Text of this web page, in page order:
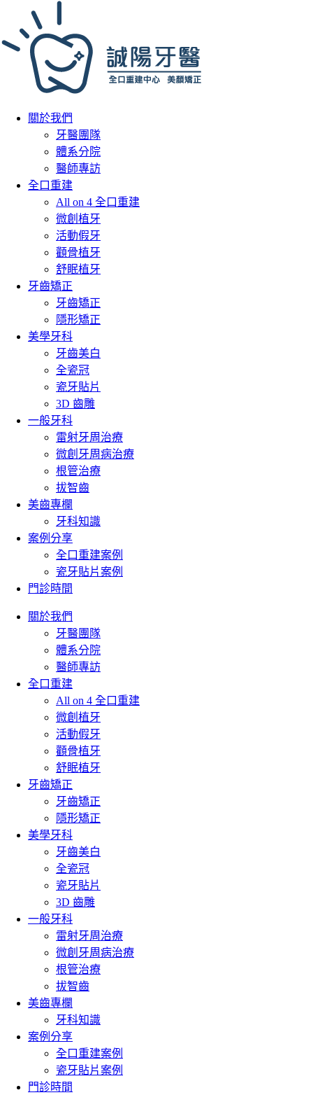
關於我們
牙醫團隊
體系分院
醫師專訪
全口重建
All on 4 全口重建
微創植牙
活動假牙
顴骨植牙
舒眠植牙
牙齒矯正
牙齒矯正
隱形矯正
美學牙科
牙齒美白
全瓷冠
瓷牙貼片
3D 齒雕
一般牙科
雷射牙周治療
微創牙周病治療
根管治療
拔智齒
美齒專欄
牙科知識
案例分享
全口重建案例
瓷牙貼片案例
門診時間
關於我們
牙醫團隊
體系分院
醫師專訪
全口重建
All on 4 全口重建
微創植牙
活動假牙
顴骨植牙
舒眠植牙
牙齒矯正
牙齒矯正
隱形矯正
美學牙科
牙齒美白
全瓷冠
瓷牙貼片
3D 齒雕
一般牙科
雷射牙周治療
微創牙周病治療
根管治療
拔智齒
美齒專欄
牙科知識
案例分享
全口重建案例
瓷牙貼片案例
門診時間